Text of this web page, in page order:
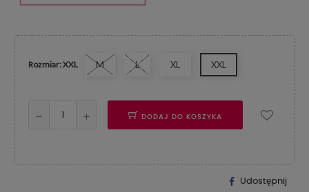
Rozmiar: XXL M L XL XXL
DODAJ DO KOSZYKA
Udostępnij